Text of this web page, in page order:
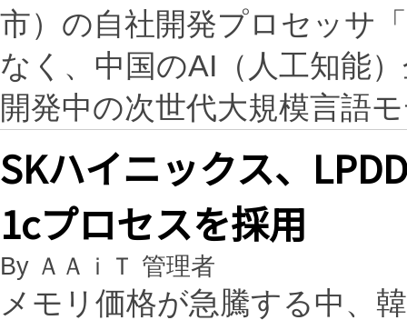
市）の自社開発プロセッサ
なく、中国のAI（人工知能
開発中の次世代大規模言語
SKハイニックス、
1cプロセスを採用
By ＡＡｉＴ 管理者
メモリ価格が急騰する中、